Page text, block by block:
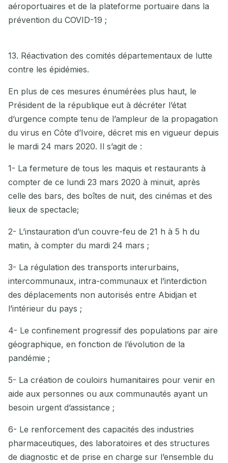
aéroportuaires et de la plateforme portuaire dans la
prévention du COVID-19 ;
13. Réactivation des comités départementaux de lutte
contre les épidémies.
En plus de ces mesures énumérées plus haut, le
Président de la république eut à décréter l’état
d’urgence compte tenu de l’ampleur de la propagation
du virus en Côte d’Ivoire, décret mis en vigueur depuis
le mardi 24 mars 2020. Il s’agit de :
1- La fermeture de tous les maquis et restaurants à
compter de ce lundi 23 mars 2020 à minuit, après
celle des bars, des boîtes de nuit, des cinémas et des
lieux de spectacle;
2- L’instauration d’un couvre-feu de 21 h à 5 h du
matin, à compter du mardi 24 mars ;
3- La régulation des transports interurbains,
intercommunaux, intra-communaux et l’interdiction
des déplacements non autorisés entre Abidjan et
l’intérieur du pays ;
4- Le confinement progressif des populations par aire
géographique, en fonction de l’évolution de la
pandémie ;
5- La création de couloirs humanitaires pour venir en
aide aux personnes ou aux communautés ayant un
besoin urgent d’assistance ;
6- Le renforcement des capacités des industries
pharmaceutiques, des laboratoires et des structures
de diagnostic et de prise en charge sur l’ensemble du